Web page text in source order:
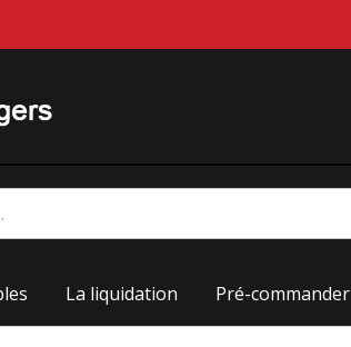
La liquidation Pré-commander